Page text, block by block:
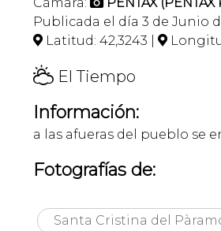
Publicada el día 3 de Junio
 Latitud: 42,3243 | 
H El Tiempo
Información:
a las afueras del pueblo se
Fotografías de:
Santa Cristina del